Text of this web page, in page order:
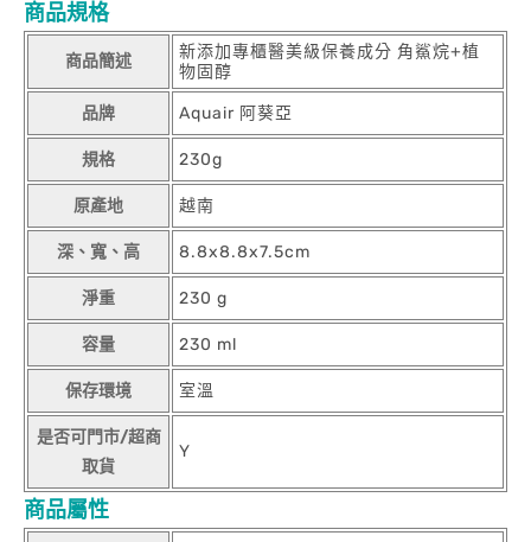
商品規格
商品簡述
新添加專櫃醫美級保養成分 角鯊烷+植
物固醇
品牌 Aquair 阿葵亞
規格 230g
原產地 越南
深、寬、高 8.8x8.8x7.5cm
淨重 230 g
容量 230 ml
保存環境 室溫
是否可門市/超商
取貨
Y
商品屬性